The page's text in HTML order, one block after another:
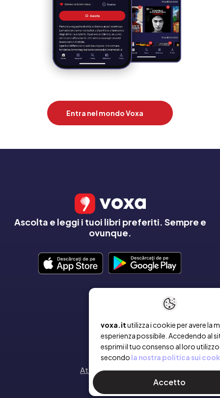
voxa.itutilizza i cookie per avere la
esperienza possibile. Accedendo al
esprimi il tuo consenso al loro utilizzo
secondo la nostra politica sui
Accetto
Entra nel mondo Voxa
Ascolta e leggi i tuoi libri preferiti. Sempre e
ovunque.
Chi siamo
Contatto
Attiva un voucher